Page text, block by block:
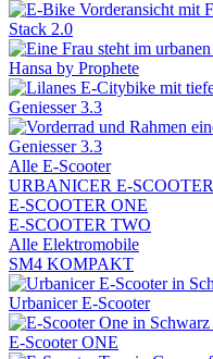
Stack 2.0
Hansa by Prophete
Geniesser 3.3
Geniesser 3.3
Alle E-Scooter
URBANICER E-SCOOTER
E-SCOOTER ONE
E-SCOOTER TWO
Alle Elektromobile
SM4 KOMPAKT
Urbanicer E-Scooter
E-Scooter ONE